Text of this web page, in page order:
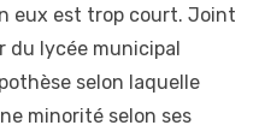
eux est trop court. Joint
du lycée municipal
selon laquelle
minorité selon ses